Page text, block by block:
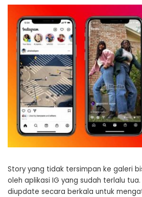
Story yang tidak tersimpan ke galeri
oleh aplikasi IG yang sudah terlalu
diupdate secara berkala untuk